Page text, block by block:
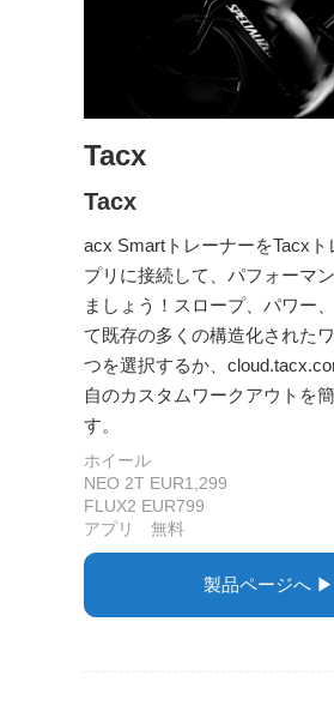
Tacx
Tacx
acx SmartトレーナーをTacxト
プリに接続して、パフォーマ
ましょう！スロープ、パワー
て既存の多くの構造化された
つを選択するか、
自のカスタムワークアウトを
す。
ホイール
NEO 2T EUR1,299
FLUX2 EUR799
アプリ 無料
製品ページへ ▶︎